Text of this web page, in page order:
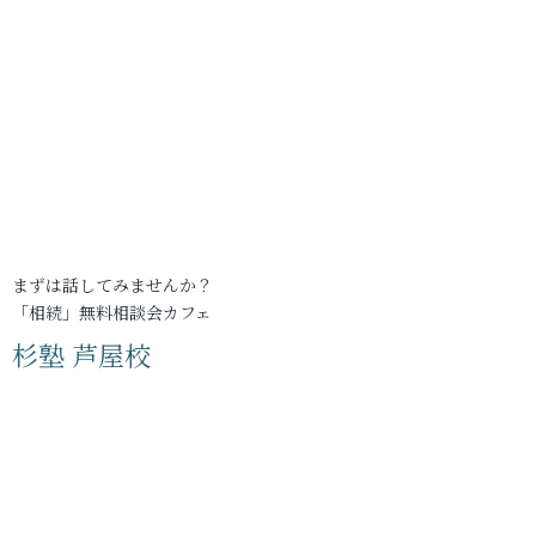
まずは話してみませんか？
「相続」無料相談会カフェ
杉塾 芦屋校